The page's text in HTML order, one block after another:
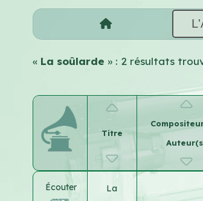
«La soûlarde » : 2 résultats
Titre
Écouter
La